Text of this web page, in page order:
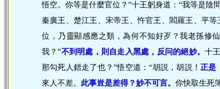
悟空。你等是什麼官位？”十王躬身道：“我等是陰
秦廣王、楚江王、宋帝王、忤官王、閻羅王、平
位，乃靈顯感應之類，為何不知好歹？我老孫修
我？”不到明處，則自走入黑處，反问的絕妙。十
那勾死人錯走了也？”悟空道：“胡説，胡説！ 正是
來人不差。 此事豈是差得？妙不可言。 你快取生死